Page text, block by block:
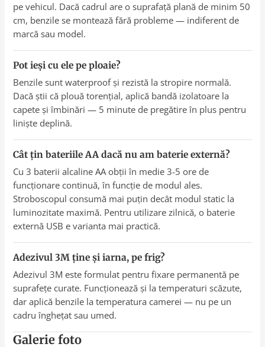
pe vehicul. Dacă cadrul are o suprafață plană de minim 50
cm, benzile se montează fără probleme — indiferent de
marcă sau model.
Pot ieși cu ele pe ploaie?
Benzile sunt waterproof și rezistă la stropire normală.
Dacă știi că plouă torențial, aplică bandă izolatoare la
capete și îmbinări — 5 minute de pregătire în plus pentru
liniște deplină.
Cât țin bateriile AA dacă nu am baterie externă?
Cu 3 baterii alcaline AA obții în medie 3-5 ore de
funcționare continuă, în funcție de modul ales.
Stroboscopul consumă mai puțin decât modul static la
luminozitate maximă. Pentru utilizare zilnică, o baterie
externă USB e varianta mai practică.
Adezivul 3M ține și iarna, pe frig?
Adezivul 3M este formulat pentru fixare permanentă pe
suprafețe curate. Funcționează și la temperaturi scăzute,
dar aplică benzile la temperatura camerei — nu pe un
cadru înghețat sau umed.
Galerie foto